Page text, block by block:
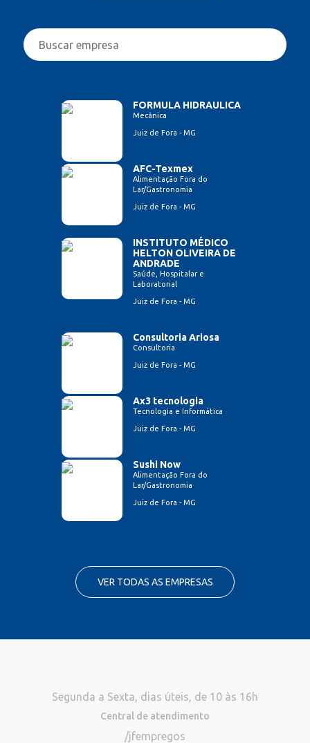
FORMULA HIDRAULICA
Mecânica
Juiz de Fora - MG
AFC-Texmex
Alimentação Fora do
Lar/Gastronomia
Juiz de Fora - MG
INSTITUTO MÉDICO
HELTON OLIVEIRA DE
ANDRADE
Saúde, Hospitalar e
Laboratorial
Juiz de Fora - MG
Consultoria Ariosa
Consultoria
Juiz de Fora - MG
Ax3 tecnologia
Tecnologia e Informática
Juiz de Fora - MG
Sushi Now
Alimentação Fora do
Lar/Gastronomia
Juiz de Fora - MG
VER TODAS AS EMPRESAS
Segunda a Sexta, dias úteis, de 10 às 16h
Central de atendimento
/jfempregos